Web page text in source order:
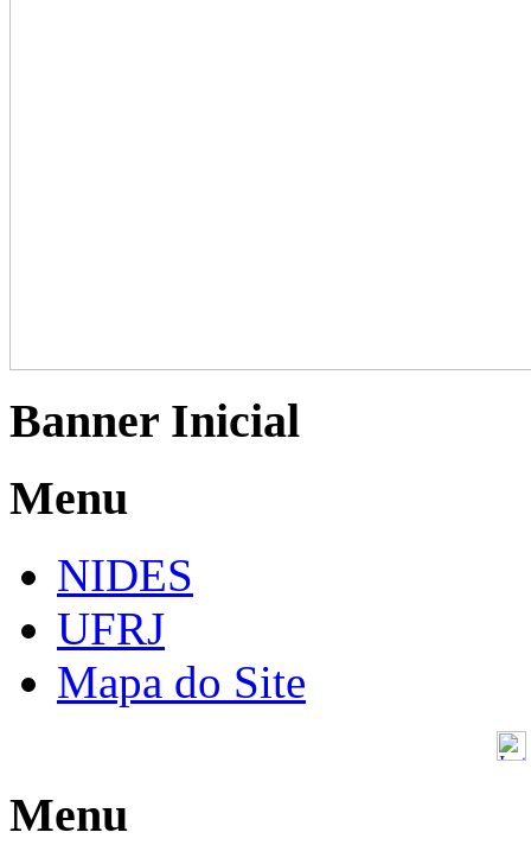
Banner Inicial
Menu
NIDES
UFRJ
Mapa do Site
Menu